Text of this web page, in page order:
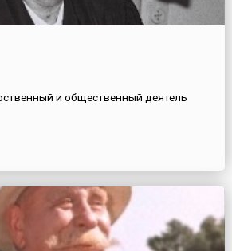
и общественный деятель